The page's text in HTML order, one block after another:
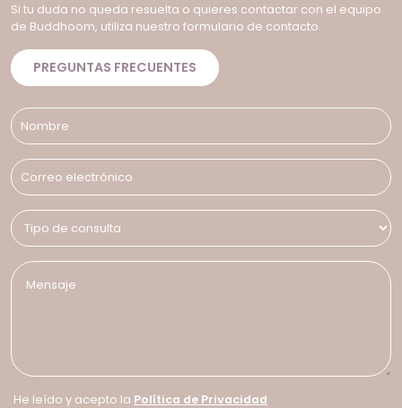
Si tu duda no queda resuelta o quieres contactar con el equipo
de Buddhoom, utiliza nuestro formulario de contacto.
PREGUNTAS FRECUENTES
He leído y acepto la Política de Privacidad